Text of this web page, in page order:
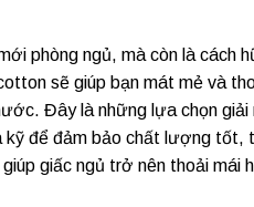
phòng ngủ, mà còn là cách
sẽ giúp bạn mát mẻ và
Đây là những lựa chọn
kỹ để đảm bảo chất lượng
giấc ngủ trở nên thoải mái